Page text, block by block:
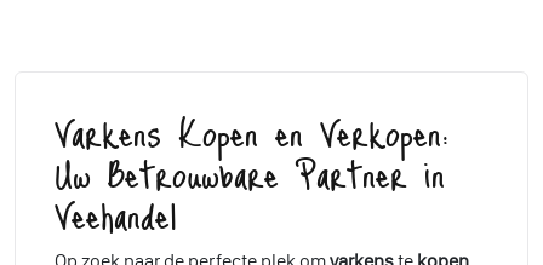
Varkens Kopen en Verkopen:
Uw Betrouwbare Partner in
Veehandel